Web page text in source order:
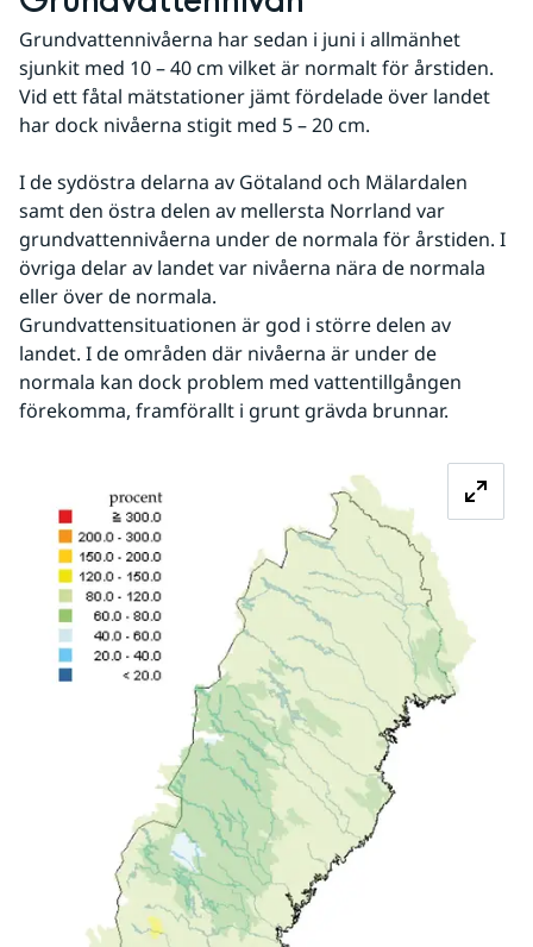
Grundvattennivåerna har sedan i juni i allmänhet
sjunkit med 10 – 40 cm vilket är normalt för årstiden.
Vid ett fåtal mätstationer jämt fördelade över landet
har dock nivåerna stigit med 5 – 20 cm.
I de sydöstra delarna av Götaland och Mälardalen
samt den östra delen av mellersta Norrland var
grundvattennivåerna under de normala för årstiden. I
övriga delar av landet var nivåerna nära de normala
eller över de normala.
Grundvattensituationen är god i större delen av
landet. I de områden där nivåerna är under de
normala kan dock problem med vattentillgången
förekomma, framförallt i grunt grävda brunnar.